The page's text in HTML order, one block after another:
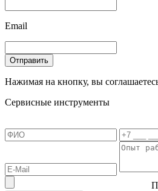
Email
Отправить
Нажимая на кнопку, вы
Сервисные инструменты